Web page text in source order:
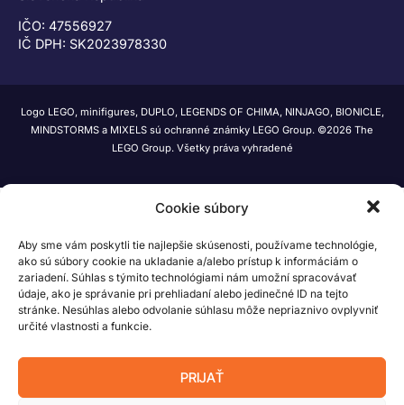
Cookie súbory
Aby sme vám poskytli tie najlepšie skúsenosti, používame technológie,
ako sú súbory cookie na ukladanie a/alebo prístup k informáciám o
zariadení. Súhlas s týmito technológiami nám umožní spracovávať
údaje, ako je správanie pri prehliadaní alebo jedinečné ID na tejto
stránke. Nesúhlas alebo odvolanie súhlasu môže nepriaznivo ovplyvniť
určité vlastnosti a funkcie.
PRIJAŤ
IČO: 47556927
IČ DPH: SK2023978330
Logo LEGO, minifigures, DUPLO, LEGENDS OF CHIMA, NINJAGO, BIONICLE,
MINDSTORMS a MIXELS sú ochranné známky LEGO Group. ©2026 The
LEGO Group. Všetky práva vyhradené